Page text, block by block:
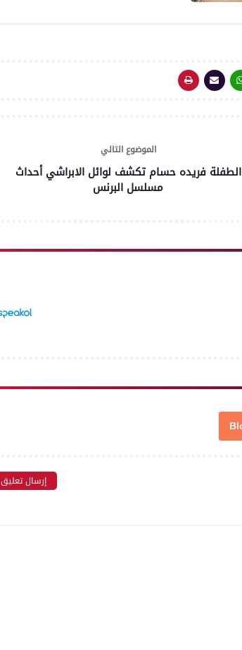
الموضوع التالي
الطفلة فريده حسام تكشف لوائل الابراشي أحداث
مسلسل البرنس
إرسال تعليق